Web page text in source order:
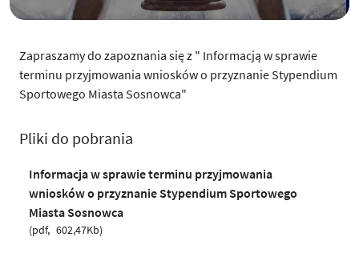
Zapraszamy do zapoznania się z " Informacją w sprawie
terminu przyjmowania wniosków o przyznanie Stypendium
Sportowego Miasta Sosnowca"
Pliki do pobrania
Informacja w sprawie terminu przyjmowania
wniosków o przyznanie Stypendium Sportowego
Miasta Sosnowca
pdf 602,47Kb